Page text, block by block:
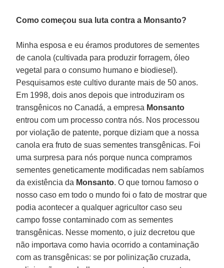
Como começou sua luta contra a Monsanto?
Minha esposa e eu éramos produtores de sementes
de canola (cultivada para produzir forragem, óleo
vegetal para o consumo humano e biodiesel).
Pesquisamos este cultivo durante mais de 50 anos.
Em 1998, dois anos depois que introduziram os
transgênicos no Canadá, a empresa Monsanto
entrou com um processo contra nós. Nos processou
por violação de patente, porque diziam que a nossa
canola era fruto de suas sementes transgênicas. Foi
uma surpresa para nós porque nunca compramos
sementes geneticamente modificadas nem sabíamos
da existência da Monsanto. O que tornou famoso o
nosso caso em todo o mundo foi o fato de mostrar que
podia acontecer a qualquer agricultor caso seu
campo fosse contaminado com as sementes
transgênicas. Nesse momento, o juiz decretou que
não importava como havia ocorrido a contaminação
com as transgênicas: se por polinização cruzada,